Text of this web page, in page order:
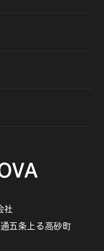
社
五条上る高砂町